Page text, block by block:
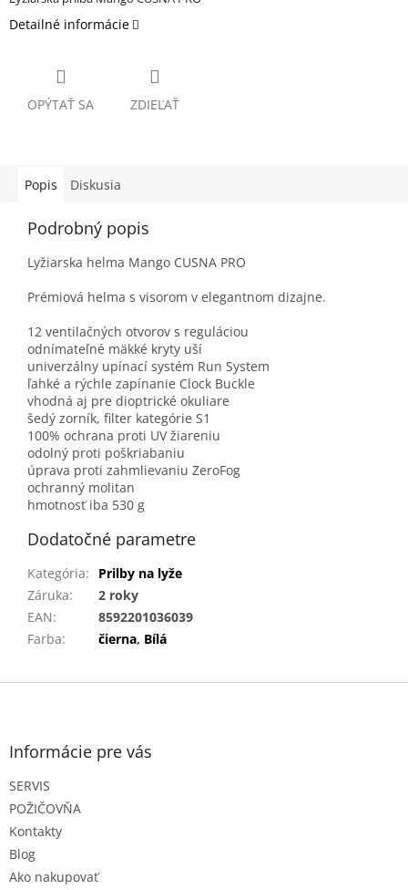
Detailné informácie
OPÝTAŤ SA ZDIEĽAŤ
Popis Diskusia
Podrobný popis
Lyžiarska helma Mango CUSNA PRO
Prémiová helma s visorom v elegantnom dizajne.
12 ventilačných otvorov s reguláciou
odnímateľné mäkké kryty uší
univerzálny upínací systém Run System
ľahké a rýchle zapínanie Clock Buckle
vhodná aj pre dioptrické okuliare
šedý zorník, filter kategórie S1
100% ochrana proti UV žiareniu
odolný proti poškriabaniu
úprava proti zahmlievaniu ZeroFog
ochranný molitan
hmotnosť iba 530 g
Dodatočné parametre
Kategória:
Prilby na lyže
Záruka:
2 roky
EAN:
8592201036039
Farba: čierna, Bílá
Z
Informácie pre vás
SERVIS
POŽIČOVŇA
Kontakty
Blog
Ako nakupovať